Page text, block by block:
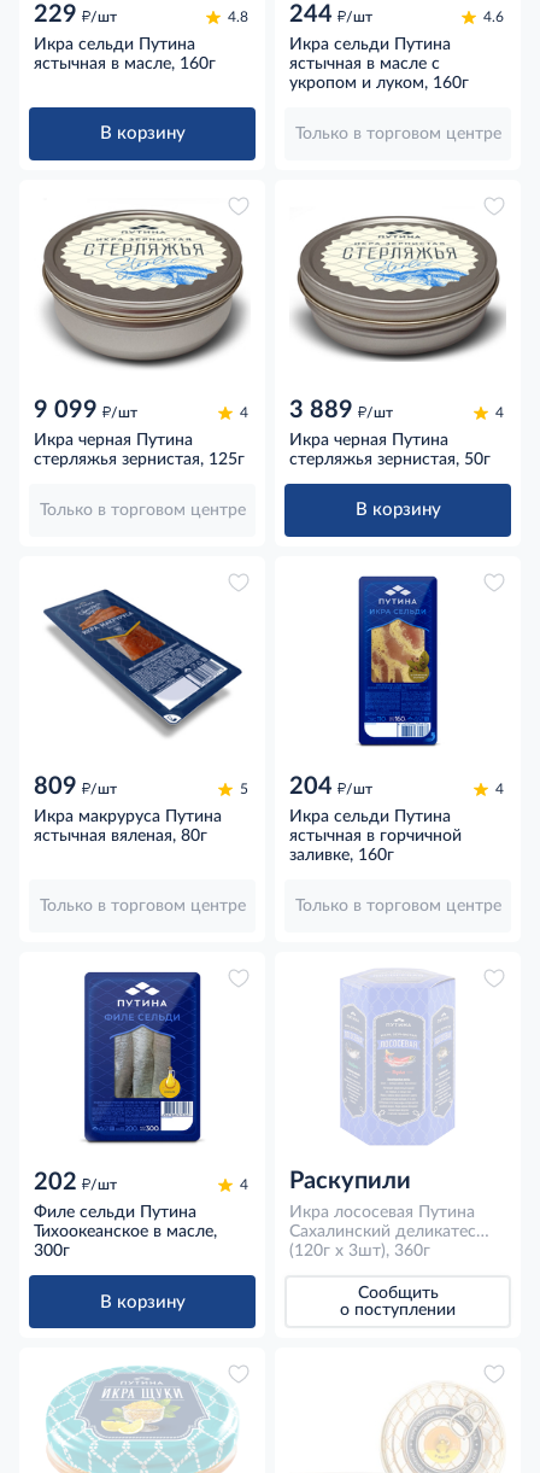
229 д/шт 4.8
Икра сельди Путина
ястычная в масле, 160г
В корзину
244 д/шт 4.6
Икра сельди Путина
ястычная в масле с
укропом и луком, 160г
Только в торговом центре
9 099 д/шт 4
Икра черная Путина
стерляжья зернистая, 125г
Только в торговом центре
3 889 д/шт 4
Икра черная Путина
стерляжья зернистая, 50г
В корзину
809 д/шт 5
Икра макруруса Путина
ястычная вяленая, 80г
Только в торговом центре
204 д/шт 4
Икра сельди Путина
ястычная в горчичной
заливке, 160г
Только в торговом центре
202 д/шт 4
Филе сельди Путина
Тихоокеанское в масле,
300г
В корзину
Раскупили
Икра лососевая Путина
Сахалинский деликатес
зернистая (120г x 3шт),
(120г x 3шт), 360г
Сообщить
о поступлении